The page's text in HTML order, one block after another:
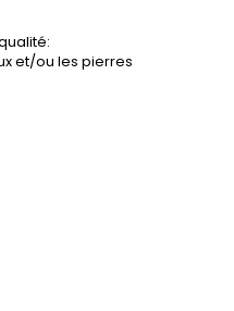
et/ou les pierres